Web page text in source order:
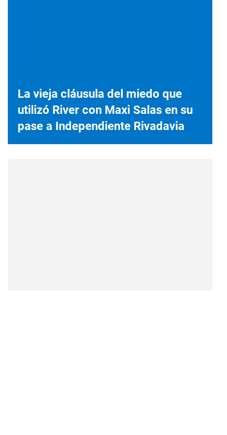
La vieja cláusula del miedo que
utilizó River con Maxi Salas en su
pase a Independiente Rivadavia